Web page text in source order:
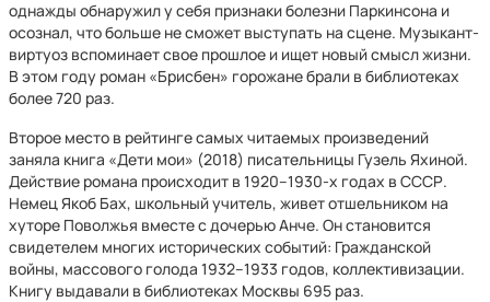
однажды обнаружил у себя признаки болезни Паркинсона и
осознал, что больше не сможет выступать на сцене. Музыкант-
виртуоз вспоминает свое прошлое и ищет новый смысл жизни.
В этом году роман «Брисбен» горожане брали в библиотеках
более 720 раз.
Второе место в рейтинге самых читаемых произведений
заняла книга «Дети мои» (2018) писательницы Гузель Яхиной.
Действие романа происходит в 1920–1930-х годах в СССР.
Немец Якоб Бах, школьный учитель, живет отшельником на
хуторе Поволжья вместе с дочерью Анче. Он становится
свидетелем многих исторических событий: Гражданской
войны, массового голода 1932–1933 годов, коллективизации.
Книгу выдавали в библиотеках Москвы 695 раз.